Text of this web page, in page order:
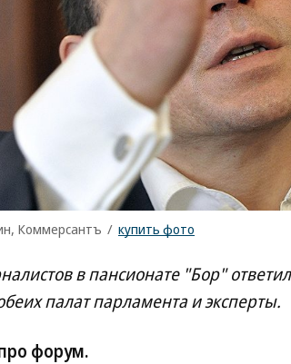
Коммерсантъ / купить фото
в пансионате "Бор"
палат парламента и эксперты.
форум.